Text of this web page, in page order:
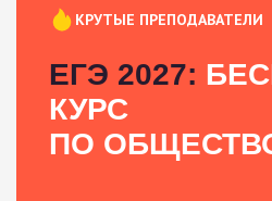
КРУТЫЕ ПРЕПОДАВАТЕЛИ
ЕГЭ 2027:
КУРС
ПО